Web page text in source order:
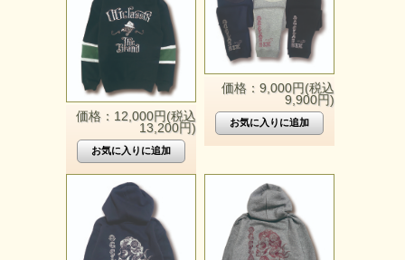
価格：12,000円(税込
13,200円)
価格：9,000円(税込
9,900円)